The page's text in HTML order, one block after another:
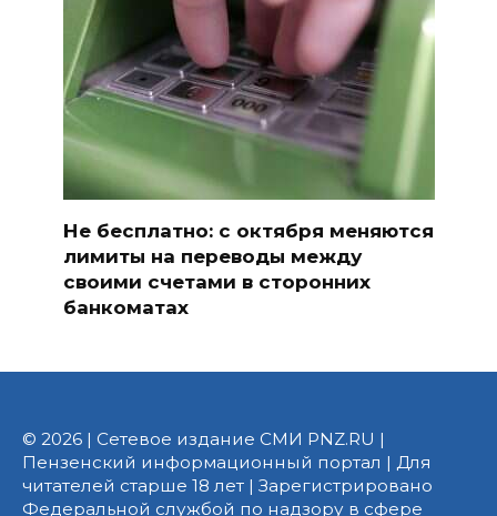
Не бесплатно: с октября меняются
лимиты на переводы между
своими счетами в сторонних
банкоматах
© 2026 | Сетевое издание СМИ PNZ.RU |
Пензенский информационный портал | Для
читателей старше 18 лет | Зарегистрировано
Федеральной службой по надзору в сфере